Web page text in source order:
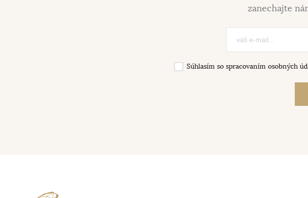
zanechajte
Súhlasím so spracovaním osobných